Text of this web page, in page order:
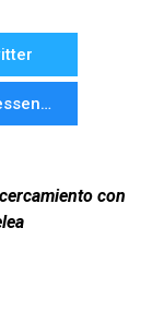
Messenger
con